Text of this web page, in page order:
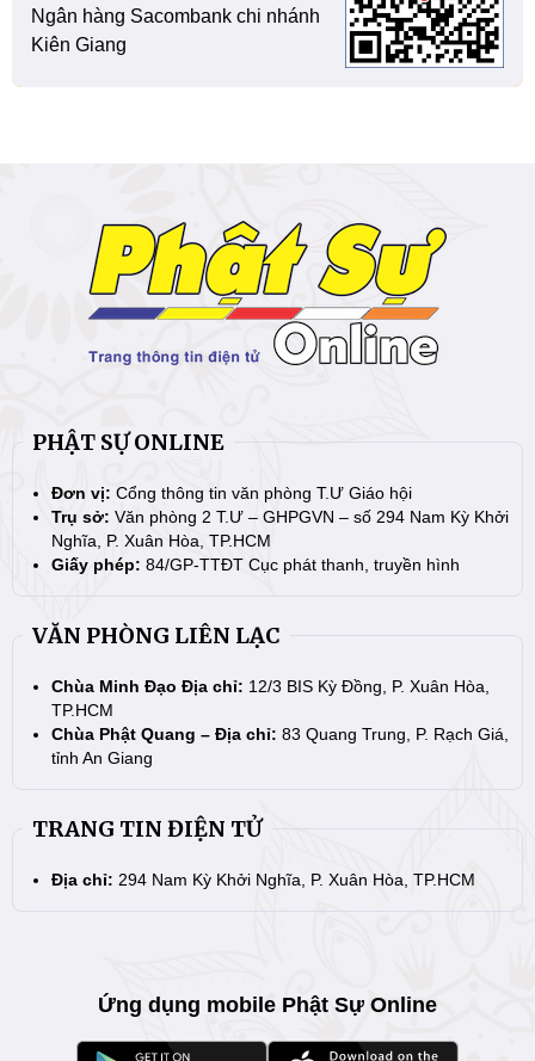
Ngân hàng Sacombank chi nhánh
Kiên Giang
PHẬT SỰ ONLINE
Đơn vị: Cổng thông tin văn phòng T.Ư Giáo hội
Trụ sở: Văn phòng 2 T.Ư – GHPGVN – số 294 Nam Kỳ Khởi
Nghĩa, P. Xuân Hòa, TP.HCM
Giấy phép: 84/GP-TTĐT Cục phát thanh, truyền hình
VĂN PHÒNG LIÊN LẠC
Chùa Minh Đạo Địa chỉ: 12/3 BIS Kỳ Đồng, P. Xuân Hòa,
TP.HCM
Chùa Phật Quang – Địa chỉ: 83 Quang Trung, P. Rạch Giá,
tỉnh An Giang
TRANG TIN ĐIỆN TỬ
Địa chỉ: 294 Nam Kỳ Khởi Nghĩa, P. Xuân Hòa, TP.HCM
Ứng dụng mobile Phật Sự Online